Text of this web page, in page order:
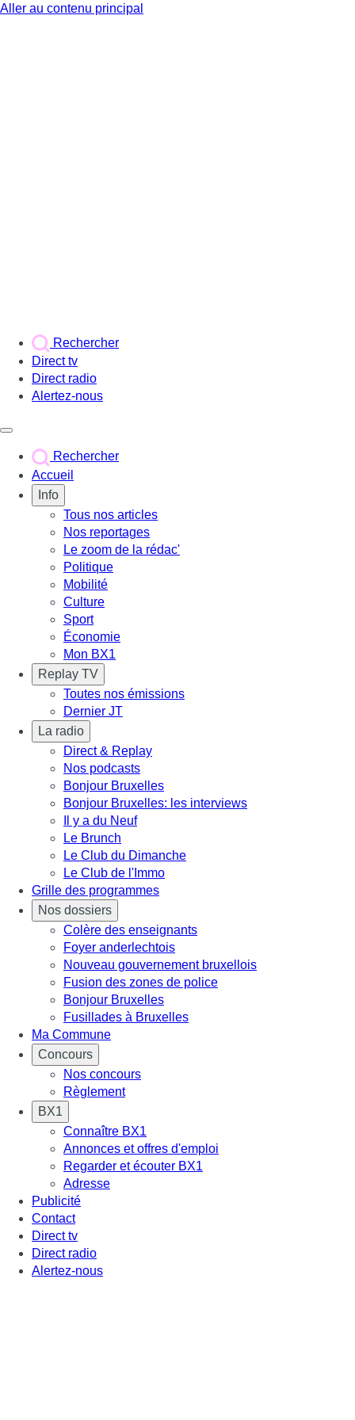
Aller au contenu principal
Rechercher
Direct tv
Direct radio
Alertez-nous
Rechercher
Accueil
Info
Tous nos articles
Nos reportages
Le zoom de la rédac'
Politique
Mobilité
Culture
Sport
Économie
Mon BX1
Replay TV
Toutes nos émissions
Dernier JT
La radio
Direct & Replay
Nos podcasts
Bonjour Bruxelles
Bonjour Bruxelles: les interviews
Il y a du Neuf
Le Brunch
Le Club du Dimanche
Le Club de l'Immo
Grille des programmes
Nos dossiers
Colère des enseignants
Foyer anderlechtois
Nouveau gouvernement bruxellois
Fusion des zones de police
Bonjour Bruxelles
Fusillades à Bruxelles
Ma Commune
Concours
Nos concours
Règlement
BX1
Connaître BX1
Annonces et offres d'emploi
Regarder et écouter BX1
Adresse
Publicité
Contact
Direct tv
Direct radio
Alertez-nous